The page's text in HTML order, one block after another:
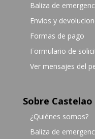
Baliza de
Envíos y
Formas de pago
Formulario de
Ver mensajes del
Sobre Castelao
¿Quiénes somos?
Baliza de